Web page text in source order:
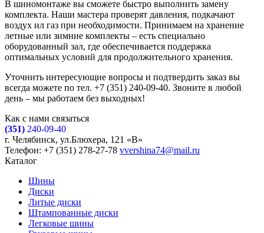
В шиномонтаже вы сможете быстро выполнить замену
комплекта. Наши мастера проверят давления, подкачают
воздух ил газ при необходимости. Принимаем на хранение
летные или зимние комплекты – есть специально
оборудованный зал, где обеспечивается поддержка
оптимальных условий для продолжительного хранения.
Уточнить интересующие вопросы и подтвердить заказ вы
всегда можете по тел. +7 (351) 240-09-40. Звоните в любой
день – мы работаем без выходных!
Как с нами связаться
(351) 240-09-40
г. Челябинск, ул.Блюхера, 121 «В»
Телефон: +7 (351) 278-27-78 vvershina74@mail.ru
Каталог
Шины
Диски
Литые диски
Штампованные диски
Легковые шины